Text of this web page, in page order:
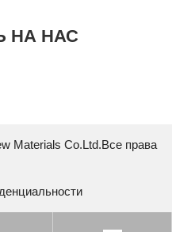
НА НАС
Materials Co.Ltd.Все права